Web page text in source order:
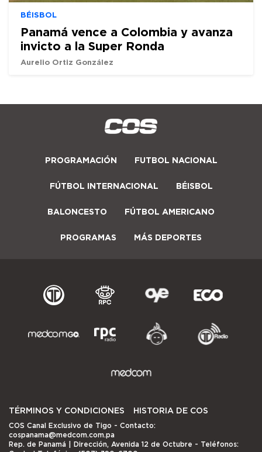
BÉISBOL
Panamá vence a Colombia y avanza
invicto a la Super Ronda
Aurelio Ortiz González
PROGRAMACIÓN FUTBOL NACIONAL
FÚTBOL INTERNACIONAL BÉISBOL
BALONCESTO FÚTBOL AMERICANO
PROGRAMAS MÁS DEPORTES
TÉRMINOS Y CONDICIONES HISTORIA DE COS
COS Canal Exclusivo de Tigo - Contacto:
cospanama@medcom.com.pa
Rep. de Panamá | Dirección, Avenida 12 de Octubre - Teléfonos: